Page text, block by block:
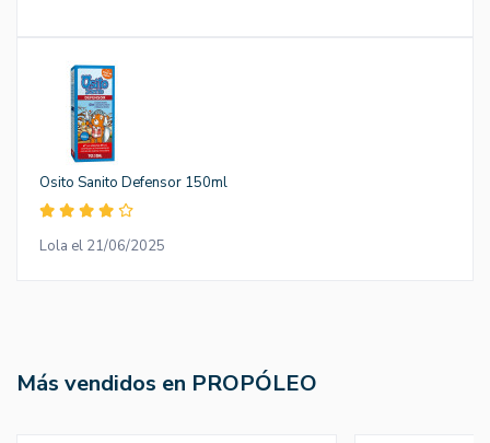
Osito Sanito Defensor 150ml
Lola el 21/06/2025
Más vendidos en PROPÓLEO